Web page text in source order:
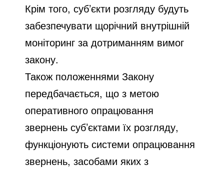
Крім того, суб’єкти розгляду будуть
забезпечувати щорічний внутрішній
моніторинг за дотриманням вимог
закону.
Також положеннями Закону
передбачається, що з метою
оперативного опрацювання
звернень суб’єктами їх розгляду,
функціонують системи опрацювання
звернень, засобами яких з